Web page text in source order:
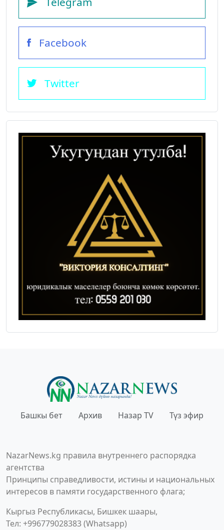
Facebook
Twitter
Башкы бет Архив Назар TV Түз эфир
NazarNews.kg правила внутреннего распорядка
агентства
Принципы справедливости, истины и национальных
интересов в памяти государственного флага;
Кыргыз Республикасы, Бишкек шаары,
Тел: +996779028383 (Whatsapp)